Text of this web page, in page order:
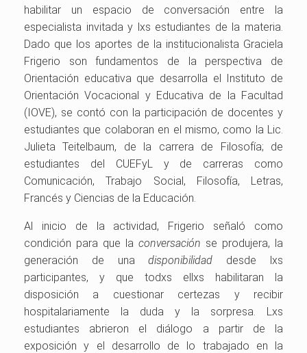
habilitar un espacio de conversación entre la
especialista invitada y lxs estudiantes de la materia.
Dado que los aportes de la institucionalista Graciela
Frigerio son fundamentos de la perspectiva de
Orientación educativa que desarrolla el Instituto de
Orientación Vocacional y Educativa de la Facultad
(IOVE), se contó con la participación de docentes y
estudiantes que colaboran en el mismo, como la Lic.
Julieta Teitelbaum, de la carrera de Filosofía; de
estudiantes del CUEFyL y de carreras como
Comunicación, Trabajo Social, Filosofía, Letras,
Francés y Ciencias de la Educación.
Al inicio de la actividad, Frigerio señaló como
condición para que la conversación se produjera, la
generación de unadisponibilidad desde lxs
participantes, y que todxs ellxs habilitaran la
disposición a cuestionar certezas y recibir
hospitalariamente la duda y la sorpresa. Lxs
estudiantes abrieron el diálogo a partir de la
exposición y el desarrollo de lo trabajado en la